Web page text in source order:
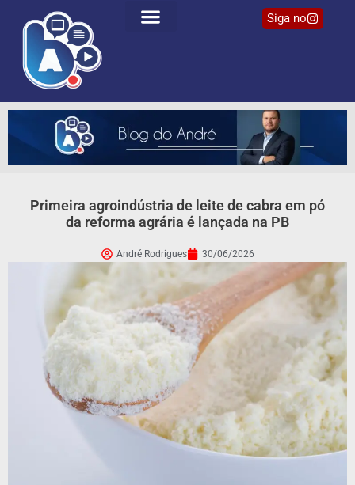
Siga no
Primeira agroindústria de leite de cabra em pó
da reforma agrária é lançada na PB
André Rodrigues 30/06/2026